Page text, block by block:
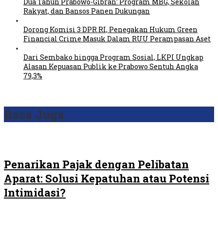
Rakyat, dan Bansos Panen Dukungan
Dorong Komisi 3 DPR RI, Penegakan Hukum Green
Financial Crime Masuk Dalam RUU Perampasan Aset
Dari Sembako hingga Program Sosial, LKPI Ungkap
Alasan Kepuasan Publik ke Prabowo Sentuh Angka
79,3%
Baca Juga
Penarikan Pajak dengan Pelibatan
Aparat: Solusi Kepatuhan atau Potensi
Intimidasi?